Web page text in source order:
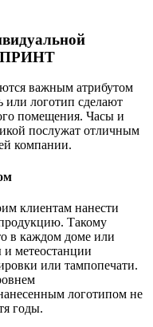
ПРИНТ
важным атрибутом
логотип сделают
помещения. Часы и
послужат отличным
компании.
клиентам нанести
Такому
в каждом доме или
метеостанции
или тампопечати.
логотипом не
годы.